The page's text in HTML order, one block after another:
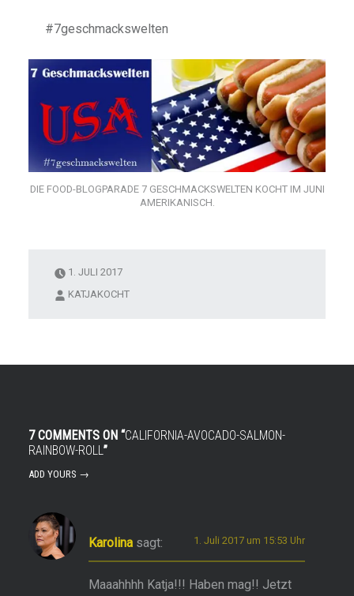
#7geschmackswelten
DIE FOOD-BLOGPARADE 7 GESCHMACKSWELTEN KOCHT IM JUNI
AMERIKANISCH.
1. JULI 2017
KATJAKOCHT
7 COMMENTS ON “CALIFORNIA-AVOCADO-SALMON-
RAINBOW-ROLL”
ADD YOURS →
Karolina sagt: 1. Juli 2017 um 15:53 Uhr
Maaahhhh Katja!!! Haben mag!! Jetzt